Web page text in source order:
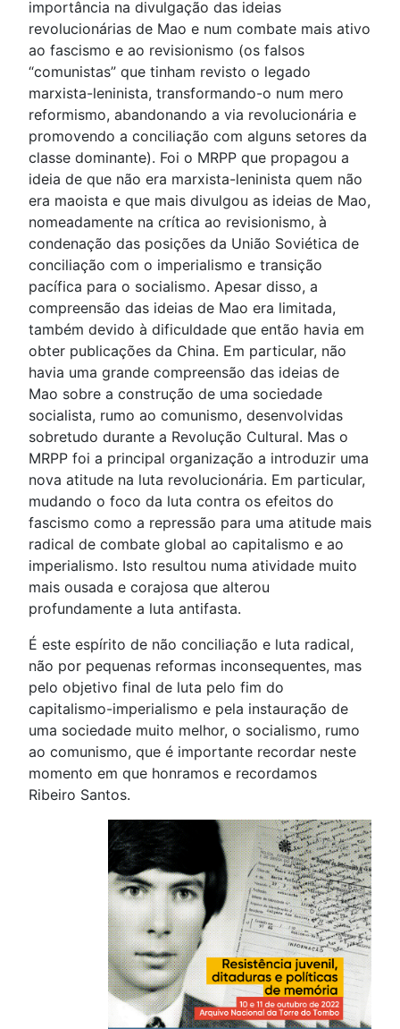
importância na divulgação das ideias
revolucionárias de Mao e num combate mais ativo
ao fascismo e ao revisionismo (os falsos
“comunistas” que tinham revisto o legado
marxista-leninista, transformando-o num mero
reformismo, abandonando a via revolucionária e
promovendo a conciliação com alguns setores da
classe dominante). Foi o MRPP que propagou a
ideia de que não era marxista-leninista quem não
era maoista e que mais divulgou as ideias de Mao,
nomeadamente na crítica ao revisionismo, à
condenação das posições da União Soviética de
conciliação com o imperialismo e transição
pacífica para o socialismo. Apesar disso, a
compreensão das ideias de Mao era limitada,
também devido à dificuldade que então havia em
obter publicações da China. Em particular, não
havia uma grande compreensão das ideias de
Mao sobre a construção de uma sociedade
socialista, rumo ao comunismo, desenvolvidas
sobretudo durante a Revolução Cultural. Mas o
MRPP foi a principal organização a introduzir uma
nova atitude na luta revolucionária. Em particular,
mudando o foco da luta contra os efeitos do
fascismo como a repressão para uma atitude mais
radical de combate global ao capitalismo e ao
imperialismo. Isto resultou numa atividade muito
mais ousada e corajosa que alterou
profundamente a luta antifasta.
É este espírito de não conciliação e luta radical,
não por pequenas reformas inconsequentes, mas
pelo objetivo final de luta pelo fim do
capitalismo-imperialismo e pela instauração de
uma sociedade muito melhor, o socialismo, rumo
ao comunismo, que é importante recordar neste
momento em que honramos e recordamos
Ribeiro Santos.